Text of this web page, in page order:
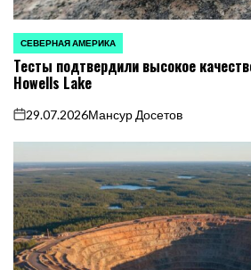
ОПУБЛИКОВАНО
В
СЕВЕРНАЯ АМЕРИКА
Тесты подтвердили высокое
Howells Lake
on
29.07.2026Мансур Досетов